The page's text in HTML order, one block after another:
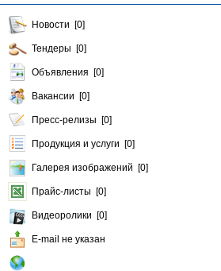
Новости [0]
Тендеры [0]
Объявления [0]
Вакансии [0]
Пресс-релизы [0]
Продукция и услуги [0]
Галерея изображений [0]
Прайс-листы [0]
Видеоролики [0]
E-mail не указан